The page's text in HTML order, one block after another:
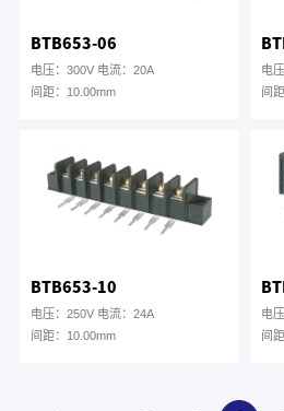
BTB653-06
电压：300V 电流：20A
间距：10.00mm
电
间
BTB653-10
电压：250V 电流：24A
间距：10.00mm
电
间